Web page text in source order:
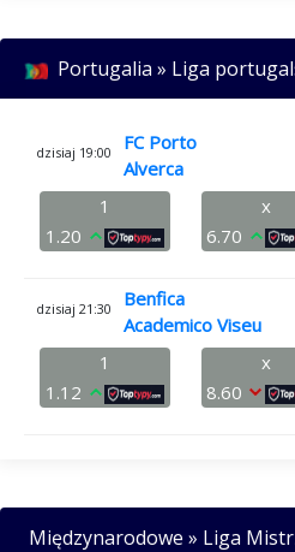
Portugalia » Liga
dzisiaj 19:00
FC Porto
Alverca
1
1.20
x
6.70
dzisiaj 21:30
Benfica
Academico Viseu
1
1.12
x
8.60
Międzynarodowe » Liga